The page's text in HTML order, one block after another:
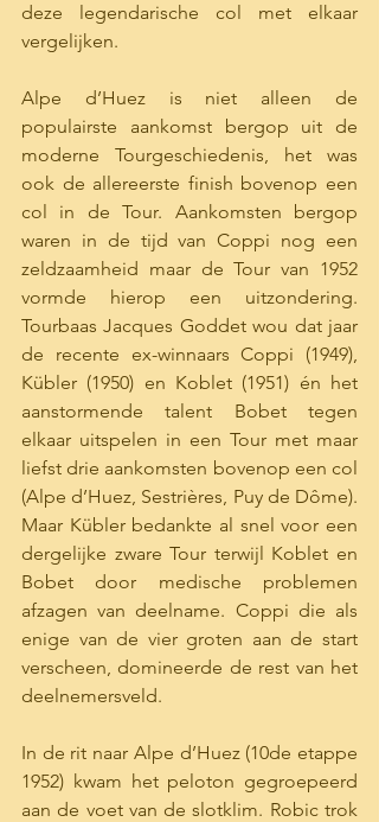
deze legendarische col met elkaar
vergelijken.
Alpe d’Huez is niet alleen de
populairste aankomst bergop uit de
moderne Tourgeschiedenis, het was
ook de allereerste finish bovenop een
col in de Tour. Aankomsten bergop
waren in de tijd van Coppi nog een
zeldzaamheid maar de Tour van 1952
vormde hierop een uitzondering.
Tourbaas Jacques Goddet wou dat jaar
de recente ex-winnaars Coppi (1949),
Kübler (1950) en Koblet (1951) én het
aanstormende talent Bobet tegen
elkaar uitspelen in een Tour met maar
liefst drie aankomsten bovenop een col
(Alpe d’Huez, Sestrières, Puy de Dôme).
Maar Kübler bedankte al snel voor een
dergelijke zware Tour terwijl Koblet en
Bobet door medische problemen
afzagen van deelname. Coppi die als
enige van de vier groten aan de start
verscheen, domineerde de rest van het
deelnemersveld.
In de rit naar Alpe d’Huez (10de etappe
1952) kwam het peloton gegroepeerd
aan de voet van de slotklim. Robic trok